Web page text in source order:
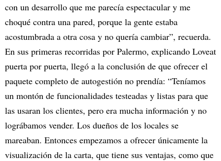
con un desarrollo que me parecía espectacular y me
choqué contra una pared, porque la gente estaba
acostumbrada a otra cosa y no quería cambiar”, recuerda.
En sus primeras recorridas por Palermo, explicando Loveat
puerta por puerta, llegó a la conclusión de que ofrecer el
paquete completo de autogestión no prendía: “Teníamos
un montón de funcionalidades testeadas y listas para que
las usaran los clientes, pero era mucha información y no
lográbamos vender. Los dueños de los locales se
mareaban. Entonces empezamos a ofrecer únicamente la
visualización de la carta, que tiene sus ventajas, como que